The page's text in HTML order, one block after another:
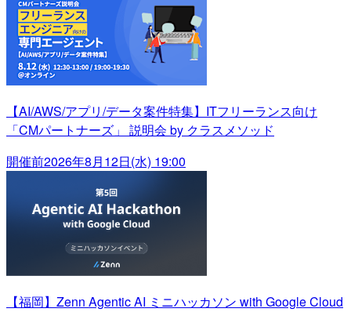
【AI/AWS/アプリ/データ案件特集】ITフリーランス向け
「CMパートナーズ」 説明会 by クラスメソッド
開催前2026年8月12日(水) 19:00
【福岡】Zenn Agentic AI ミニハッカソン with Google Cloud